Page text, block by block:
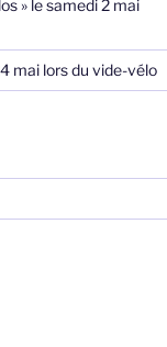
» le samedi 2 mai
mai lors du vide-vélo